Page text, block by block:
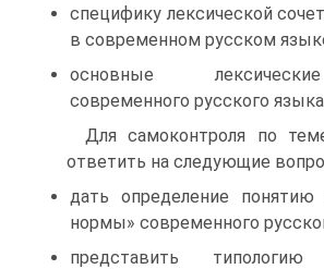
специфику лексической
в современном русском
основные
современного русского
Для самоконтроля по
ответить на следующие
дать определение понятию
нормы» современного
представить типологию